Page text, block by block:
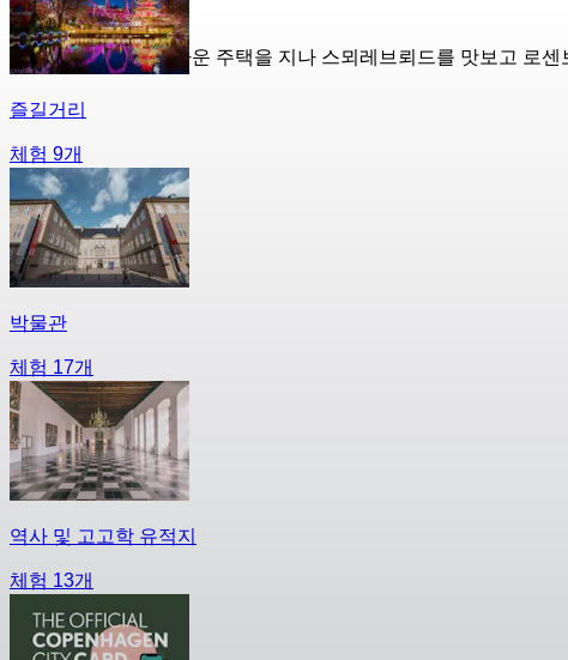
다채로운 색상의 니하운 주택을 지나 스뫼레브뢰드를 맛보고 로
즐길거리
체험 9개
박물관
체험 17개
역사 및 고고학 유적지
체험 13개